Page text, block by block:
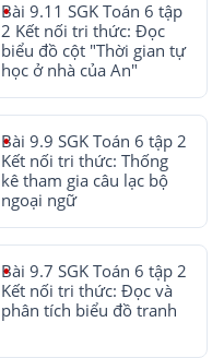
Bài 9.11 SGK Toán 6 tập
2 Kết nối tri thức: Đọc
biểu đồ cột "Thời gian tự
học ở nhà của An"
Bài 9.9 SGK Toán 6 tập 2
Kết nối tri thức: Thống
kê tham gia câu lạc bộ
ngoại ngữ
Bài 9.7 SGK Toán 6 tập 2
Kết nối tri thức: Đọc và
phân tích biểu đồ tranh